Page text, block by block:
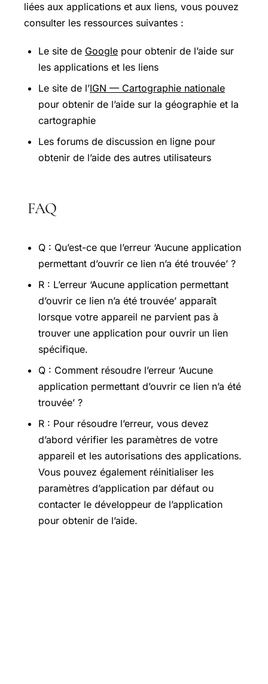
liées aux applications et aux liens, vous pouvez
consulter les ressources suivantes :
Le site de Google pour obtenir de l’aide sur
les applications et les liens
Le site de l’IGN — Cartographie nationale
pour obtenir de l’aide sur la géographie et la
cartographie
Les forums de discussion en ligne pour
obtenir de l’aide des autres utilisateurs
FAQ
Q : Qu’est-ce que l’erreur ‘Aucune application
permettant d’ouvrir ce lien n’a été trouvée’ ?
R : L’erreur ‘Aucune application permettant
d’ouvrir ce lien n’a été trouvée’ apparaît
lorsque votre appareil ne parvient pas à
trouver une application pour ouvrir un lien
spécifique.
Q : Comment résoudre l’erreur ‘Aucune
application permettant d’ouvrir ce lien n’a été
trouvée’ ?
R : Pour résoudre l’erreur, vous devez
d’abord vérifier les paramètres de votre
appareil et les autorisations des applications.
Vous pouvez également réinitialiser les
paramètres d’application par défaut ou
contacter le développeur de l’application
pour obtenir de l’aide.